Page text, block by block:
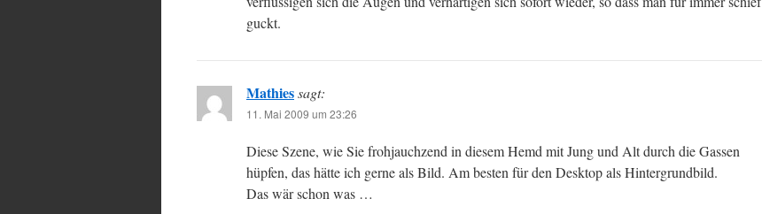
guckt.
Mathiessagt:
11. Mai 2009 um 23:26
Diese Szene, wie Sie frohjauchzend in diesem Hemd mit Jung und Alt durch die Gassen
hüpfen, das hätte ich gerne als Bild. Am besten für den Desktop als Hintergrundbild.
Das wär schon was …